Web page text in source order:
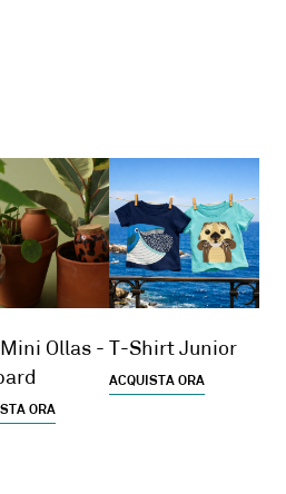
Mini Ollas -
ORA
T-Shirt Junior
ACQUISTA ORA